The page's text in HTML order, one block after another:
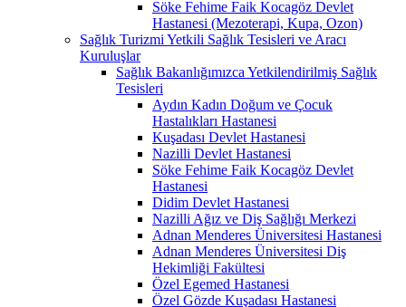
Söke Fehime Faik Kocagöz Devlet
Hastanesi (Mezoterapi, Kupa, Ozon)
Sağlık Turizmi Yetkili Sağlık Tesisleri ve Aracı
Kuruluşlar
Sağlık Bakanlığımızca Yetkilendirilmiş Sağlık
Tesisleri
Aydın Kadın Doğum ve Çocuk
Hastalıkları Hastanesi
Kuşadası Devlet Hastanesi
Nazilli Devlet Hastanesi
Söke Fehime Faik Kocagöz Devlet
Hastanesi
Didim Devlet Hastanesi
Nazilli Ağız ve Diş Sağlığı Merkezi
Adnan Menderes Üniversitesi Hastanesi
Adnan Menderes Üniversitesi Diş
Hekimliği Fakültesi
Özel Egemed Hastanesi
Özel Gözde Kuşadası Hastanesi